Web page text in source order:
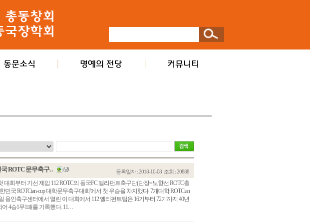
ROTC 문무축구. . 등록일자 : 2018-10-08 조회 : 20888
대회부터 기선 제압 112 ROTC의 동국FC 엘리펀트축구단(단장=노향선 ROTC총
민국 ROTCian-cup 대학문무축구대회'에서 첫 우승을 차지했다. 7개대학 ROTCian
용인축구센터에서 열린 이 대회에서 112 엘리펀트팀은 16기부터 72기까지 40년
4승1무1패를 기록했다. 11. . .